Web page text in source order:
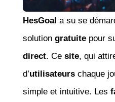
HesGoal a su se
solution gratuitepour
direct. Ce site, qui
d’utilisateurschaque
simple et intuitive. Les